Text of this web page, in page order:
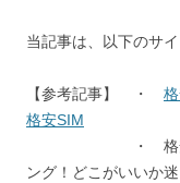
当記事は、以下のサ
【参考記事】 ・
格安SIM
・ 格安SIM(ス
ング！どこがいいか